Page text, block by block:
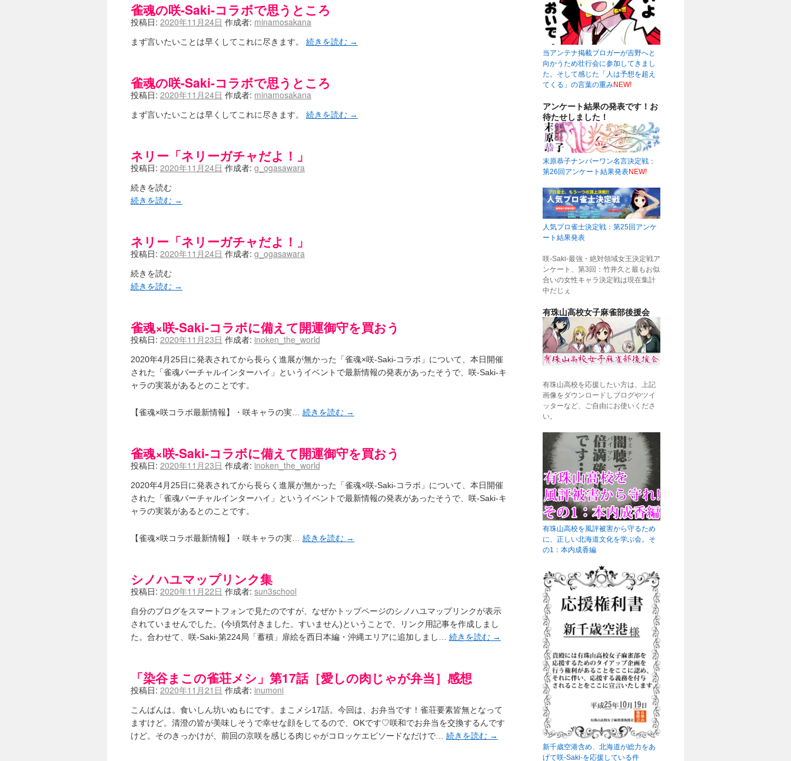
白い物置 / 咲-Saki- Best Album ～Anthology～を買いました
らぎこのだらだら日記帳 - 咲 -saki- / 咲アンテナ杯お疲れ様でした(半ギレ)
まいるーむ / よく分かる、有珠山高校！（キャラについてひたすら語る）
幸咲良し / コメ返しその他 (08:27)
咲の仮blog / 和ちゃん (12:02)
もれ日和 / 一ちゃんのフィギュアと聞いたので (08:30)
読んだらそのままトイレで流して / 【今週の末原ちゃん】咲-Saki- 全国編 第13局
世紀末麻雀ブログ-じゃんキチ！ / 【咲-saki-】穏乃の良さを俺が「あ」から順に解説していくッ！ ver.2014
音楽と、人生と、 咲-saki-と。 - 咲-Saki- / こっそり休止、こっそり再開
ぐりーん哩 - 咲-Saki- / ネリー「ネリーはお金が要るの」
電波天文学 - 咲-Saki- / BOOTH
Powered by livedoor 相互RSS
雀魂の咲-Saki-コラボで思うところ
投稿日: 2020年11月24日 作成者: minamosakana
まず言いたいことは早くしてこれに尽きます。 続きを読む →
雀魂の咲-Saki-コラボで思うところ
投稿日: 2020年11月24日 作成者: minamosakana
まず言いたいことは早くしてこれに尽きます。 続きを読む →
ネリー「ネリーガチャだよ！」
投稿日: 2020年11月24日 作成者: g_ogasawara
続きを読む
続きを読む →
ネリー「ネリーガチャだよ！」
投稿日: 2020年11月24日 作成者: g_ogasawara
続きを読む
続きを読む →
雀魂×咲-Saki-コラボに備えて開運御守を買おう
投稿日: 2020年11月23日 作成者: inoken_the_world
2020年4月25日に発表されてから長らく進展が無かった「雀魂×咲-Saki-コラボ」について、本日開催
された「雀魂バーチャルインターハイ」というイベントで最新情報の発表があったそうで、咲-Saki-キ
ャラの実装があるとのことです。
【雀魂×咲コラボ最新情報】・咲キャラの実… 続きを読む →
雀魂×咲-Saki-コラボに備えて開運御守を買おう
投稿日: 2020年11月23日 作成者: inoken_the_world
2020年4月25日に発表されてから長らく進展が無かった「雀魂×咲-Saki-コラボ」について、本日開催
された「雀魂バーチャルインターハイ」というイベントで最新情報の発表があったそうで、咲-Saki-キ
ャラの実装があるとのことです。
【雀魂×咲コラボ最新情報】・咲キャラの実… 続きを読む →
シノハユマップリンク集
投稿日: 2020年11月22日 作成者: sun3school
自分のブログをスマートフォンで見たのですが、なぜかトップページのシノハユマップリンクが表示
されていませんでした。(今頃気付きました。すいません)ということで、リンク用記事を作成しまし
た。合わせて、咲-Saki-第224局「蓄積」扉絵を西日本編・沖縄エリアに追加しまし… 続きを読む →
「染谷まこの雀荘メシ」第17話［愛しの肉じゃが弁当］感想
投稿日: 2020年11月21日 作成者: inumoni
こんばんは。食いしん坊いぬもにです。まこメシ17話。今回は、お弁当です！雀荘要素皆無となって
ますけど。清澄の皆が美味しそうで幸せな顔をしてるので、OKです♡咲和でお弁当を交換するんです
けど。そのきっかけが、前回の京咲を感じる肉じゃがコロッケエピソードなだけで… 続きを読む →
当アンテナ掲載ブロガーが吉野へと
向かうため壮行会に参加してきまし
た。そして感じた「人は予想を超え
てくる」の言葉の重みNEW!
アンケート結果の発表です！お
待たせしました！
末原恭子ナンバーワン名言決定戦：
第26回アンケート結果発表NEW!
人気プロ雀士決定戦：第25回アンケ
ート結果発表
咲-Saki-最強・絶対領域女王決定戦ア
ンケート、第3回：竹井久と最もお似
合いの女性キャラ決定戦は現在集計
中だじぇ
有珠山高校女子麻雀部後援会
有珠山高校を応援したい方は、上記
画像をダウンロードしブログやツイ
ッターなど、ご自由にお使いくださ
い。
有珠山高校を風評被害から守るため
に、正しい北海道文化を学ぶ会。そ
の1：本内成香編
新千歳空港含め、北海道が総力をあ
げて咲-Saki-を応援している件